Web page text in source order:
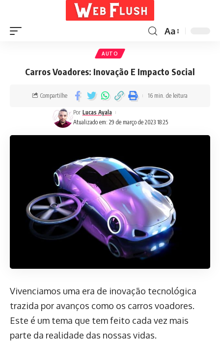
Aa
AUTO
Carros Voadores: Inovação E Impacto Social
Atualizado em: 29 de março de 2023 18:25
Por Lucas Ayala
Compartilhe 16 min. de leitura
Vivenciamos uma era de inovação tecnológica
trazida por avanços como os carros voadores.
Este é um tema que tem feito cada vez mais
parte da realidade das nossas vidas.